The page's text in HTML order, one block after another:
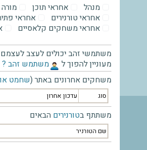
מנהל
אחראי תוכן מורה
אחראי טורנירים
אחראי
אחראי משחקים קלאסיים
משתמשי זהב יכולים לעצב
מעוניין להפוך ל
‫משתמש זהב ?‬
משחקים אחרונים באתר (שחמט
סוג עדכון אחרון
משתתף בטורנירים הבאים
שם הטורניר